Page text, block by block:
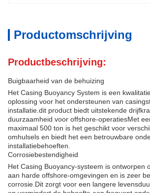
Productomschrijving
Productbeschrijving:
Buigbaarheid van de behuizing
Het Casing Buoyancy System is een
oplossing voor het ondersteunen van
installatie.dit product biedt uitstekende
duurzaamheid voor offshore-operatiesMet
maximaal 500 ton is het geschikt voor
omhulsels en biedt het een betrouwbare
installatiebehoeften.
Corrosiebestendigheid
Het Casing Buoyancy-systeem is ontworpen
aan harde offshore-omgevingen en is zeer
corrosie.Dit zorgt voor een langere